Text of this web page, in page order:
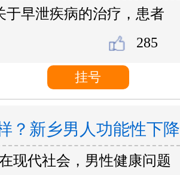
285
于早泄疾病的治疗，患者
挂号
？新乡男人功能性下降
现代社会，男性健康问题